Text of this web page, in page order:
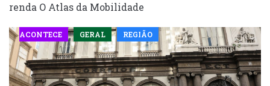
renda O Atlas da Mobilidade
ACONTECE GERAL REGIÃO